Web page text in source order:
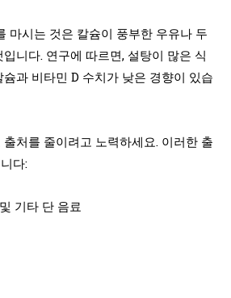
마시는 것은 칼슘이 풍부한 우유나 두
니다. 연구에 따르면, 설탕이 많은 식
과 비타민 D 수치가 낮은 경향이 있습
처를 줄이려고 노력하세요. 이러한 출
다:
기타 단 음료